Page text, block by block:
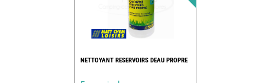
NETTOYANT RESERVOIRS DEAU PROPRE